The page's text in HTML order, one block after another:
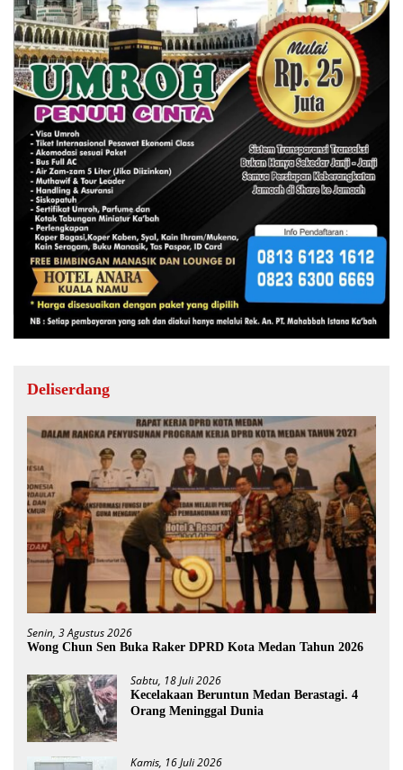
Deliserdang
Senin, 3 Agustus 2026
Wong Chun Sen Buka Raker DPRD Kota Medan Tahun 2026
Sabtu, 18 Juli 2026
Kecelakaan Beruntun Medan Berastagi. 4
Orang Meninggal Dunia
Kamis, 16 Juli 2026